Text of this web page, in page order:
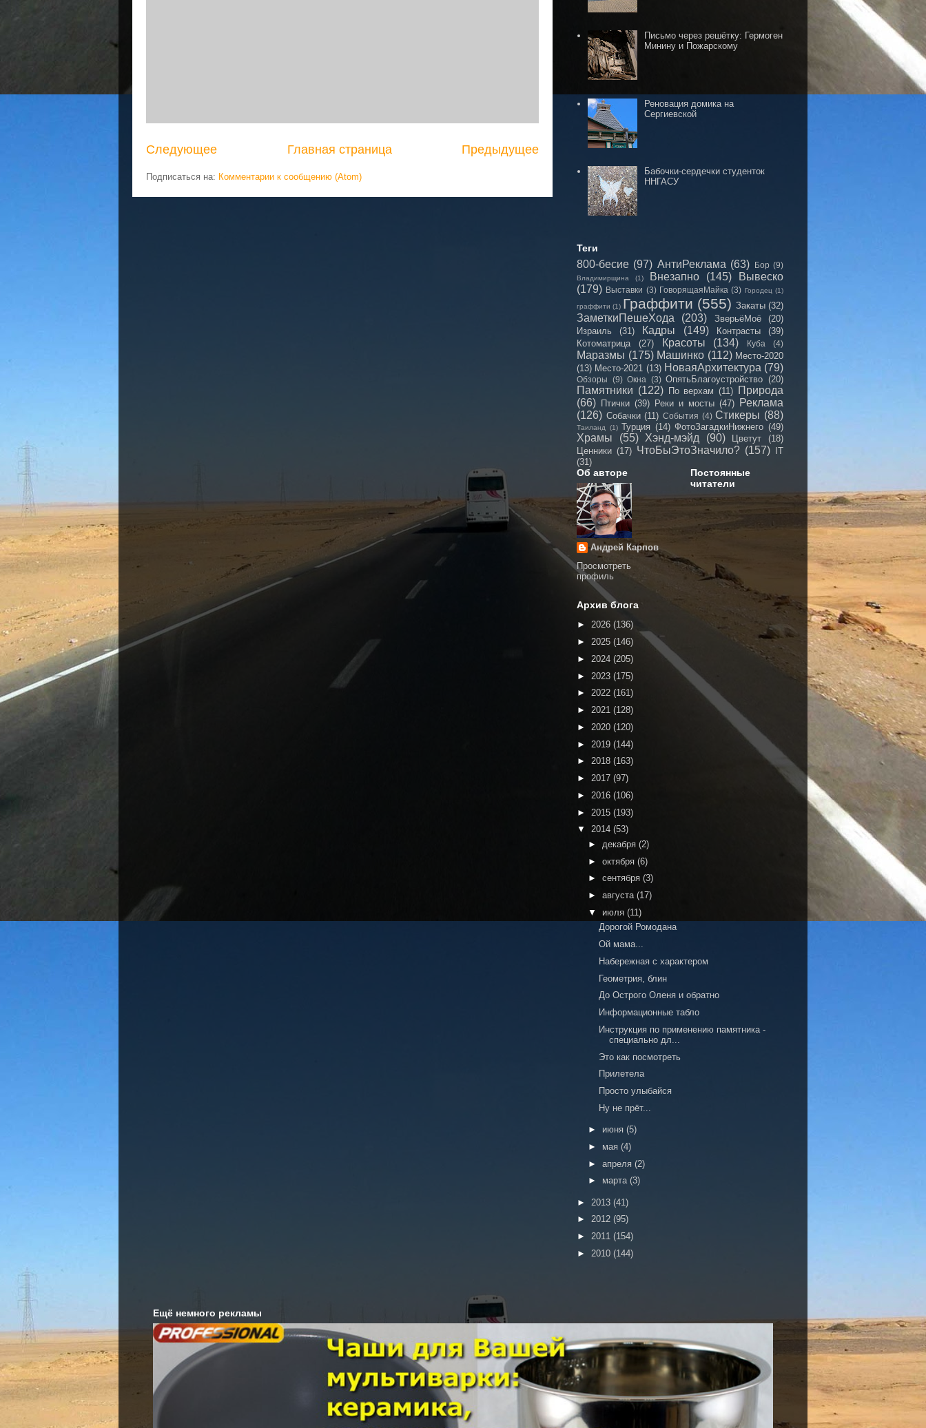
Следующее Предыдущее
Главная страница
Подписаться на: Комментарии к сообщению (Atom)
Письмо через решётку: Гермоген
Минину и Пожарскому
Реновация домика на
Сергиевской
Бабочки-сердечки студенток
ННГАСУ
Теги
800-бесие (97) АнтиРеклама (63) Бор (9)
Владимирщина (1) Внезапно (145)
Вывеско
(179) Выставки (3) ГоворящаяМайка (3) Городец (1)
граффити (1) Граффити (555) Закаты (32)
ЗаметкиПешеХода (203) ЗверьёМоё
(20)
Израиль
(31) Кадры (149) Контрасты
(39)
Котоматрица
(27) Красоты (134) Куба (4)
Маразмы (175) Машинко (112) Место-2020
(13) Место-2021 (13) НоваяАрхитектура (79)
Обзоры (9) Окна (3) ОпятьБлагоустройство (20)
Памятники (122) По верхам (11) Природа
(66) Птички (39) Реки и мосты (47) Реклама
(126) Собачки (11) События (4) Стикеры (88)
Таиланд (1) Турция (14) ФотоЗагадкиНижнего (49)
Храмы (55) Хэнд-мэйд (90) Цветут
(18)
Ценники (17) ЧтоБыЭтоЗначило? (157)
IT
(31)
Об авторе
Андрей Карпов
Просмотреть
профиль
Постоянные
читатели
Архив блога
► 2026 (136)
► 2025 (146)
► 2024 (205)
► 2023 (175)
► 2022 (161)
► 2021 (128)
► 2020 (120)
► 2019 (144)
► 2018 (163)
► 2017 (97)
► 2016 (106)
► 2015 (193)
▼ 2014 (53)
► декабря (2)
► октября (6)
► сентября (3)
► августа (17)
▼ июля (11)
Дорогой Ромодана
Ой мама...
Набережная с характером
Геометрия, блин
До Острого Оленя и обратно
Информационные табло
Инструкция по применению памятника -
специально дл...
Это как посмотреть
Прилетела
Просто улыбайся
Ну не прёт...
► июня (5)
► мая (4)
► апреля (2)
► марта (3)
► 2013 (41)
► 2012 (95)
► 2011 (154)
► 2010 (144)
Ещё немного рекламы